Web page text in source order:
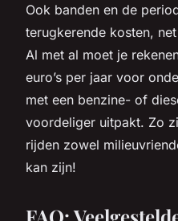
Ook banden en de
terugkerende kosten,
Al met al moet je
euro’s per jaar voor
met een benzine- of
voordeliger uitpakt. Zo
rijden zowel
kan zijn!
FAQ: